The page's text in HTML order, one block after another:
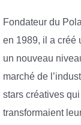
Fondateur du
en 1989, il a créé
un nouveau
marché de
stars créatives
transformaient